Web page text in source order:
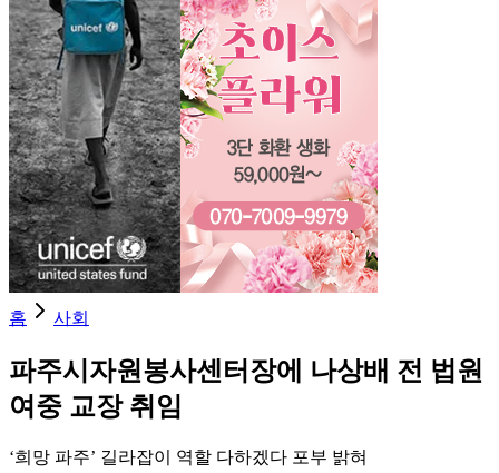
홈 사회
파주시자원봉사센터장에 나상배 전 법원
여중 교장 취임
‘희망 파주’ 길라잡이 역할 다하겠다 포부 밝혀